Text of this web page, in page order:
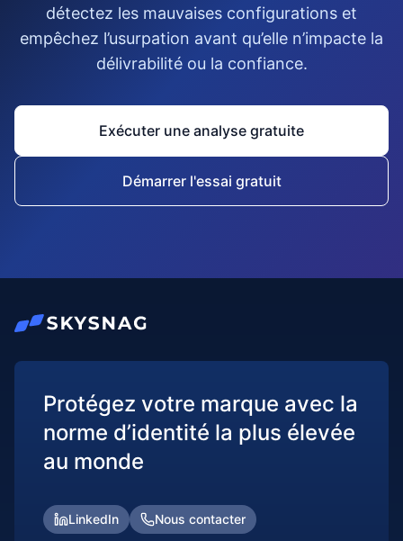
détectez les mauvaises configurations et
empêchez l’usurpation avant qu’elle n’impacte la
délivrabilité ou la confiance.
Exécuter une analyse gratuite
Démarrer l'essai gratuit
Protégez votre marque avec la
norme d’identité la plus élevée
au monde
LinkedIn Nous contacter